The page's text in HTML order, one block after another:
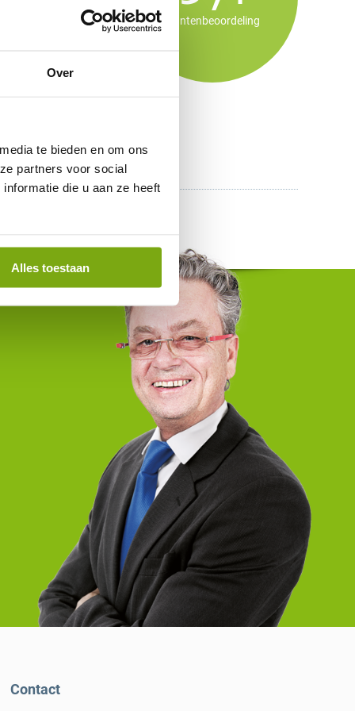
Over
te bieden en om ons
partners voor social
die u aan ze heeft
Alles toestaan
klantenbeoordeling
Contact